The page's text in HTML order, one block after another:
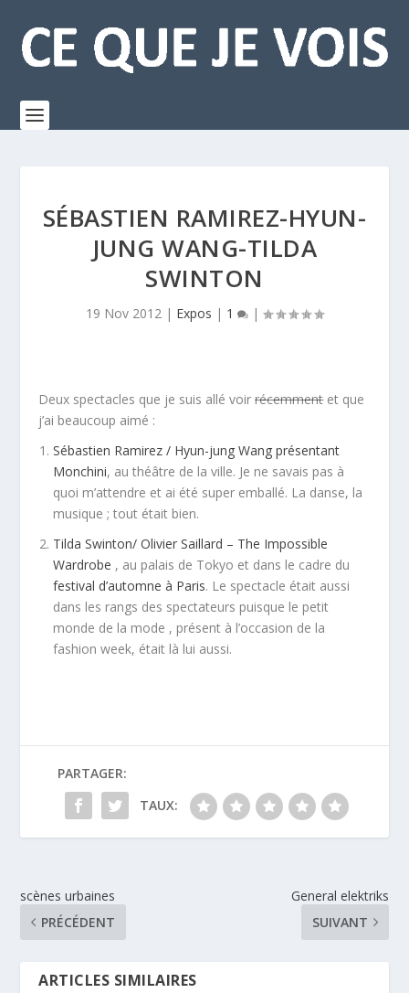
SÉBASTIEN RAMIREZ-HYUN-
JUNG WANG-TILDA
SWINTON
19 Nov 2012 | Expos | 1 |
Deux spectacles que je suis allé voirrécemmentet que
j’ai beaucoup aimé :
Sébastien Ramirez / Hyun-jung Wang présentant
Monchini, au théâtre de la ville. Je ne savais pas à
quoi m’attendre et ai été super emballé. La danse, la
musique ; tout était bien.
Tilda Swinton/ Olivier Saillard – The Impossible
Wardrobe , au palais de Tokyo et dans le cadre du
festival d’automne à Paris. Le spectacle était aussi
dans les rangs des spectateurs puisque le petit
monde de la mode , présent à l’occasion de la
fashion week, était là lui aussi.
PARTAGER:
TAUX:
scènes urbaines
PRÉCÉDENT
General elektriks
SUIVANT
ARTICLES SIMILAIRES